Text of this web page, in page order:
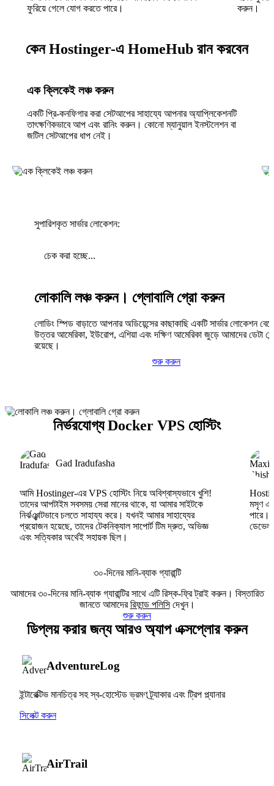
ফুরিয়ে গেলে যোগ করতে পারে।
করুন।
কেন Hostinger-এ HomeHub রান করবেন
এক ক্লিকেই লঞ্চ করুন
একটি প্রি-কনফিগার করা সেটআপের সাহায্যে আপনার অ্যাপ্লিকেশনটি
তাৎক্ষণিকভাবে আপ এবং রানিং করুন। কোনো ম্যানুয়াল ইনস্টলেশন বা
জটিল সেটআপের ধাপ নেই।
সুপারিশকৃত সার্ভার লোকেশন:
চেক করা হচ্ছে...
লোকালি লঞ্চ করুন। গ্লোবালি গ্রো করুন
লোডিং স্পিড বাড়াতে আপনার অডিয়েন্সের কাছাকাছি একটি সার্ভার লোকেশন
উত্তর আমেরিকা, ইউরোপ, এশিয়া এবং দক্ষিণ আমেরিকা জুড়ে আমাদের ডেটা
রয়েছে।
শুরু করুন
নির্ভরযোগ্য Docker VPS হোস্টিং
Gad Iradufasha
আমি Hostinger-এর VPS হোস্টিং নিয়ে অবিশ্বাস্যভাবে খুশি!
তাদের আপটাইম সবসময় সেরা মানের থাকে, যা আমার সাইটকে
নির্ঝঞ্ঝাটভাবে চলতে সাহায্য করে। যখনই আমার সাহায্যের
প্রয়োজন হয়েছে, তাদের টেকনিক্যাল সাপোর্ট টিম দ্রুত, অভিজ্ঞ
এবং সত্যিকার অর্থেই সহায়ক ছিল।
মসৃণ
৩০-দিনের মানি-ব্যাক গ্যারান্টি
আমাদের ৩০-দিনের মানি-ব্যাক গ্যারান্টির সাথে এটি রিস্ক-ফ্রি ট্রাই করুন। বিস্তারিত
জানতে আমাদেররিফান্ড পলিসিদেখুন।
শুরু করুন
ডিপ্লয় করার জন্য আরও অ্যাপ এক্সপ্লোর করুন
AdventureLog
ইন্টারেক্টিভ মানচিত্র সহ স্ব-হোস্টেড ভ্রমণ ট্র্যাকার এবং ট্রিপ প্ল্যানার
সিলেক্ট করুন
AirTrail